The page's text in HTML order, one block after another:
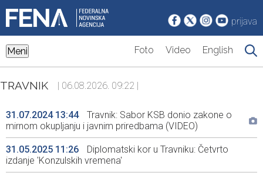
prijava
Meni Foto Video English
TRAVNIK | 06.08.2026. 09:22 |
31.07.2024 13:44
Travnik: Sabor KSB donio zakone o
mirnom okupljanju i javnim priredbama (VIDEO)
31.05.2025 11:26
Diplomatski kor u Travniku: Četvrto
izdanje 'Konzulskih vremena'